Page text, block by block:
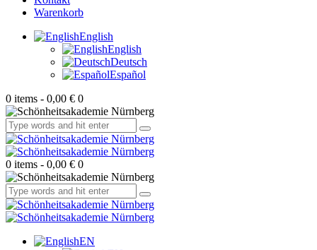
Warenkorb
English
English
Deutsch
Español
0 items - 0,00 € 0
0 items - 0,00 € 0
EN